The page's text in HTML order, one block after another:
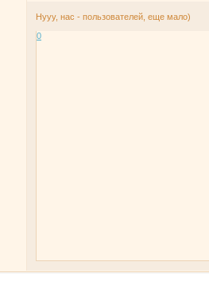
Нууу, нас - пользователей, еще мало)
0